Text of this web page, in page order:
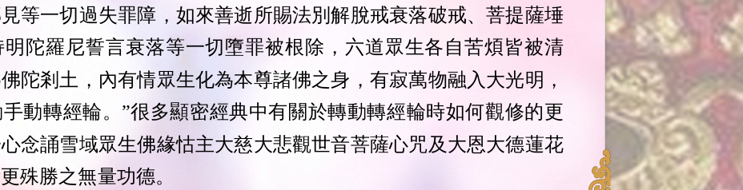
等一切過失罪障，如來善逝所賜法別解脫戒衰落破戒、菩提薩埵
明陀羅尼誓言衰落等一切墮罪被根除，六道眾生各自苦煩皆被清
陀剎土，內有情眾生化為本尊諸佛之身，有寂萬物融入大光明，
動轉經輪。”很多顯密經典中有關於轉動轉經輪時如何觀修的更
念誦雪域眾生佛緣怙主大慈大悲觀世音菩薩心咒及大恩大德蓮花
殊勝之無量功德。